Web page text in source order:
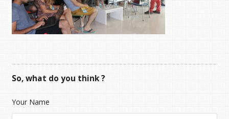
So, what do you think ?
Your Name